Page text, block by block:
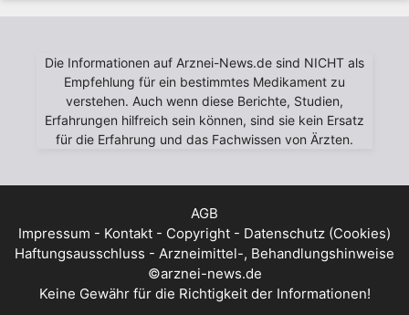
Die Informationen auf Arznei-News.de sind NICHT als
Empfehlung für ein bestimmtes Medikament zu
verstehen. Auch wenn diese Berichte, Studien,
Erfahrungen hilfreich sein können, sind sie kein Ersatz
für die Erfahrung und das Fachwissen von Ärzten.
AGB
Impressum - Kontakt - Copyright - Datenschutz (Cookies)
Haftungsausschluss - Arzneimittel-, Behandlungshinweise
©arznei-news.de
Keine Gewähr für die Richtigkeit der Informationen!